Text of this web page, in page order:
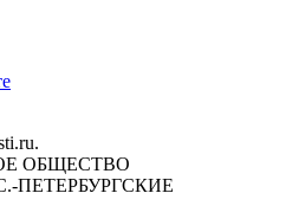
ОБЩЕСТВО
ПЕТЕРБУРГСКИЕ